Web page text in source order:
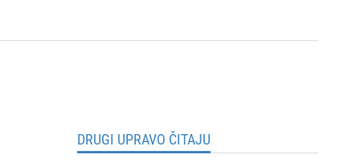
DRUGI UPRAVO ČITAJU